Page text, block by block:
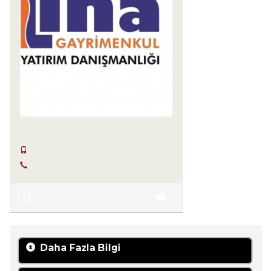
Daha Fazla Bilgi